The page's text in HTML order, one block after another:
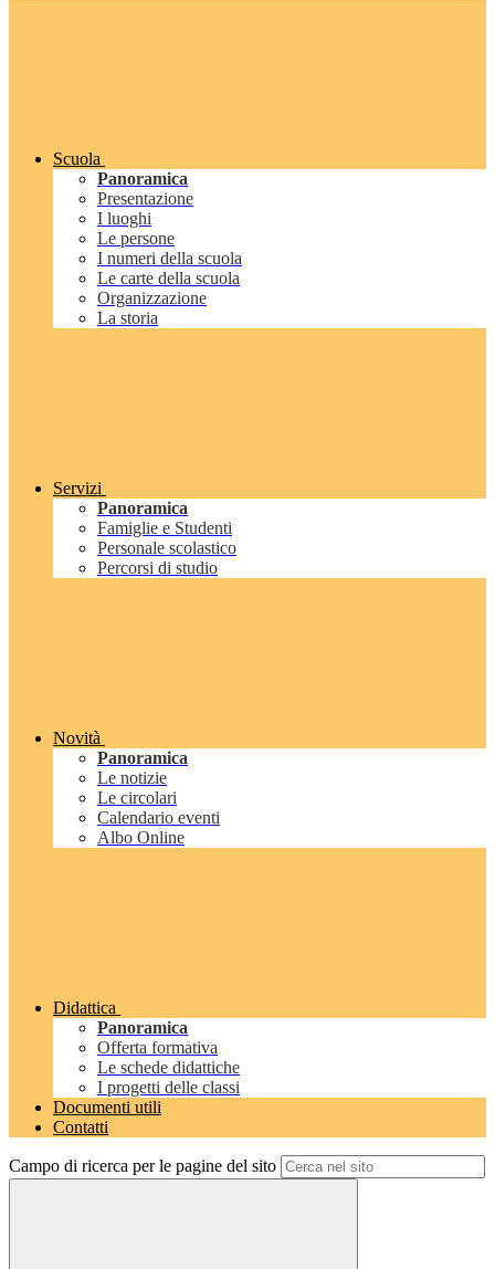
Scuola
Panoramica
Presentazione
I luoghi
Le persone
I numeri della scuola
Le carte della scuola
Organizzazione
La storia
Servizi
Panoramica
Famiglie e Studenti
Personale scolastico
Percorsi di studio
Novità
Panoramica
Le notizie
Le circolari
Calendario eventi
Albo Online
Didattica
Panoramica
Offerta formativa
Le schede didattiche
I progetti delle classi
Documenti utili
Contatti
Campo di ricerca per le pagine del sito